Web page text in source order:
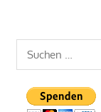
Suchen
nach: